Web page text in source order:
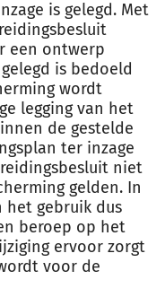
is gelegd. Met
een ontwerp
is bedoeld
wordt
legging van het
de gestelde
ter inzage
niet
gelden. In
het gebruik dus
beroep op het
ervoor zorgt
voor de